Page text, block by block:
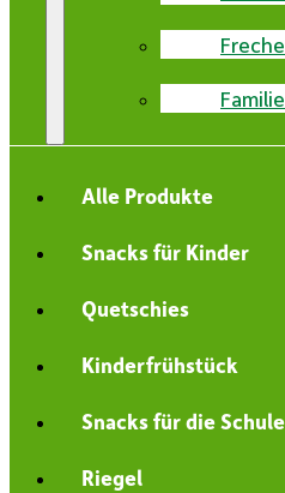
Alle Produkte
Snacks für Kinder
Quetschies
Kinderfrühstück
Snacks für die Schule
Riegel